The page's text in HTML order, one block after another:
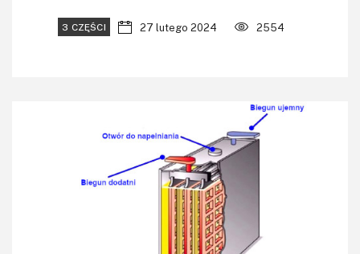
3 CZĘŚCI 27 lutego 2024 2554